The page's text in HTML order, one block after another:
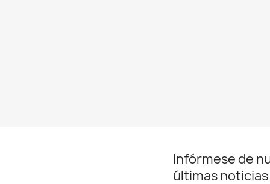
Infórmese de
últimas